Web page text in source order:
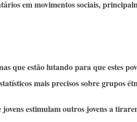
em movimentos sociais,
que estão lutando para que estes
mais precisos sobre grupos
estimulam outros jovens a